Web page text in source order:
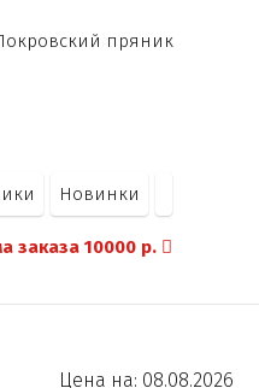
масла в
виде (пальмовое
пряник
Новинки
заказа 10000 р.
Цена на: 08.08.2026